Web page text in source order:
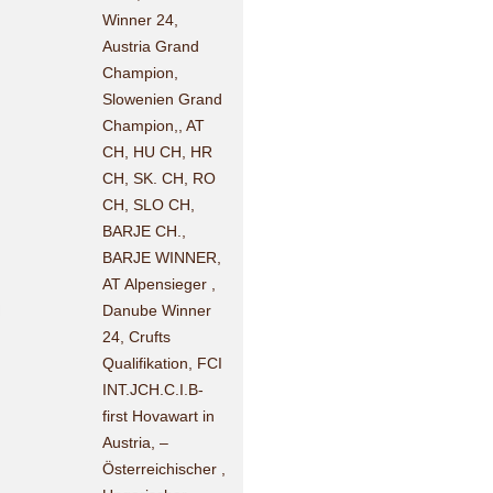
Winner 24,
Austria Grand
Champion,
Slowenien Grand
Champion,, AT
CH, HU CH, HR
CH, SK. CH, RO
CH, SLO CH,
BARJE CH.,
BARJE WINNER,
AT Alpensieger ,
Danube Winner
24, Crufts
Qualifikation, FCI
INT.JCH.C.I.B-
first Hovawart in
Austria, –
Österreichischer ,